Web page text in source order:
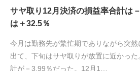
サヤ取り12月決済の損益率合計は
は＋32.5％
今月は勤務先が繁忙期でありながら突
出て、下旬はサヤ取りが放置に近かっ
計が－3.99％だった。12月1…